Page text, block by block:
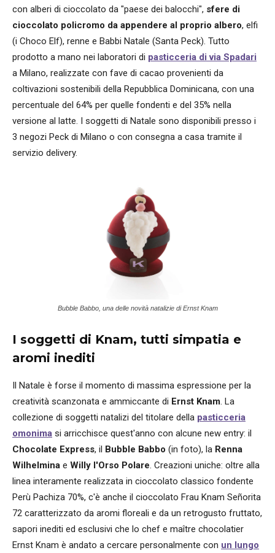
con alberi di cioccolato da "paese dei balocchi", sfere di
cioccolato policromo da appendere al proprio albero, elfi
(i Choco Elf), renne e Babbi Natale (Santa Peck). Tutto
prodotto a mano nei laboratori di pasticceria di via Spadari
a Milano, realizzate con ​fave di cacao provenienti da
coltivazioni sostenibili della Repubblica Dominicana, ​con una
percentuale del 64% per quelle fondenti e ​del 35% nella
versione al latte​. I soggetti di Natale sono disponibili ​presso i
3 negozi Peck di Milano o con consegna a casa tramite il ​
servizio delivery.
Bubble Babbo, una delle novità natalizie di Ernst Knam
I soggetti di Knam, tutti simpatia e
aromi inediti
Il Natale è forse il momento di massima espressione per la
creatività scanzonata e ammiccante di Ernst Knam . La
collezione di soggetti natalizi del titolare della pasticceria
omonima si arricchisce quest'anno con alcune new entry: il
Chocolate Express, il Bubble Babbo (in foto), la Renna
Wilhelmina e Willy l'Orso Polare . Creazioni uniche: oltre alla
linea interamente realizzata in cioccolato classico fondente
Perù Pachiza 70%, c'è anche il cioccolato Frau Knam Señorita
72 caratterizzato da aromi floreali e da un retrogusto fruttato,
sapori inediti ed esclusivi che lo chef e maître chocolatier
Ernst Knam è andato a cercare personalmente con un lungo